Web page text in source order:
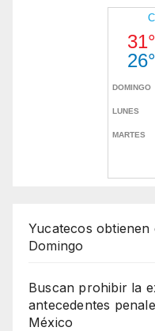
Yucatecos
Domingo
Buscan prohibir la
antecedentes
México